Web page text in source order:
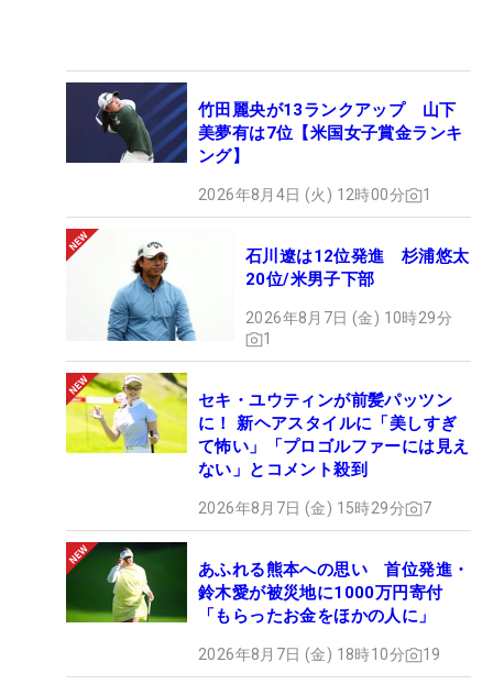
竹田麗央が13ランクアップ 山下
美夢有は7位【米国女子賞金ランキ
ング】
2026年8月4日 (火) 12時00分 1
石川遼は12位発進 杉浦悠太
20位/米男子下部
2026年8月7日 (金) 10時29分
1
セキ・ユウティンが前髪パッツン
に！ 新ヘアスタイルに「美しすぎ
て怖い」「プロゴルファーには見え
ない」とコメント殺到
2026年8月7日 (金) 15時29分 7
あふれる熊本への思い 首位発進・
鈴木愛が被災地に1000万円寄付
「もらったお金をほかの人に」
2026年8月7日 (金) 18時10分 19